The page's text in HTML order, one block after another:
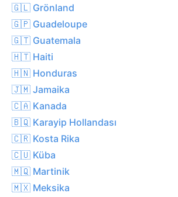
🇬🇱 Grönland
🇬🇵 Guadeloupe
🇬🇹 Guatemala
🇭🇹 Haiti
🇭🇳 Honduras
🇯🇲 Jamaika
🇨🇦 Kanada
🇧🇶 Karayip Hollandası
🇨🇷 Kosta Rika
🇨🇺 Küba
🇲🇶 Martinik
🇲🇽 Meksika